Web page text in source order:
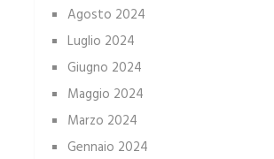
Agosto 2024
Luglio 2024
Giugno 2024
Maggio 2024
Marzo 2024
Gennaio 2024